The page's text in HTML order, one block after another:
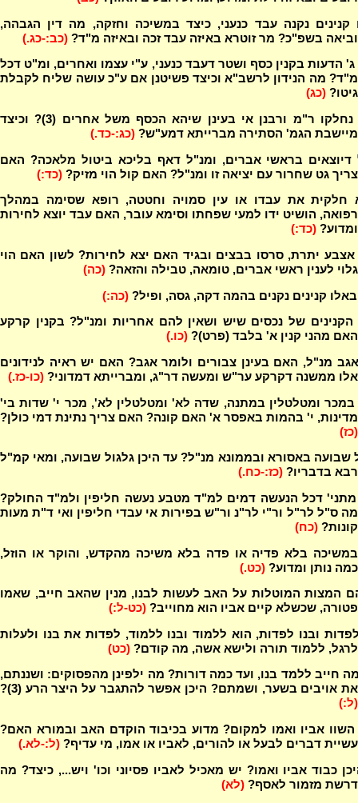
קנינים נקנה עבד כנעני, כיצד במשיכה וחזקה, מה דין הגבהה,
וביאה בשפ"כ? מר זוטרא באיזה עבד זכה ובאיזה מ"ד? (כב:-כג.)
הדעות בקנין כסף ושטר דעבד כנעני, ע"י עצמו ואחרים, ומ"ט דכל
מ"ד? מה הנידון לרשב"א וכיצד פשיטנן אם ע"כ עושה שליח לקבלת
גיטו? (כג)
במה נחלקו ר"מ ורבנן אי בעינן שיהא הכסף משל אחרים (3)? וכיצד
מיישבת הגמ' הסתירה מברייתא דמע"ש? (כג:-כד.)
דיוצאים בראשי אברים, ומנ"ל דאף בליכא ביטול מלאכה? האם
צריך גט שחרור עם יציאה זו ומנ"ל? האם קול הוי מזיק? (כד:)
חלקית את עבדו או עין סמויה וחטטה, רופא שסימה במהלך
רפואה, הושיט ידו למעי שפחתו וסימא עובר, האם עבד יוצא לחירות
ומדוע? (כד:)
יתרת, סרסו בבצים ובגיד האם יצא לחירות? לשון האם הוי
גלוי לענין ראשי אברים, טומאה, טבילה והזאה? (כה)
קנינים נקנים בהמה דקה, גסה, ופיל? (כה:)
של נכסים שיש ושאין להם אחריות ומנ"ל? בקנין קרקע
האם מהני קנין א' בלבד (פרט)? (כו.)
אגב מנ"ל, האם בעינן צבורים ולומר אגב? האם יש ראיה לנידונים
אלו ממשנה דקרקע ער"ש ומעשה דר"ג, ומברייתא דמדוני? (כו-כז.)
ומטלטלין במתנה, שדה לא' ומטלטלין לא', מכר י' שדות בי'
מדינות, י' בהמות באפסר א' האם קונה? האם צריך נתינת דמי כולן?
(כז)
שבועה באסורא ובממונא מנ"ל? עד היכן גלגול שבועה, ומאי קמ"ל
רבא בדבריו? (כז:-כח.)
דכל הנעשה דמים למ"ד מטבע נעשה חליפין ולמ"ד החולק?
מה ס"ל לר"ל ור"י לר"נ ור"ש בפירות אי עבדי חליפין ואי ד"ת מעות
קונות? (כח)
בלא פדיה או פדה בלא משיכה מהקדש, והוקר או הוזל,
כמה נותן ומדוע? (כט.)
המצות המוטלות על האב לעשות לבנו, מנין שהאב חייב, שאמו
פטורה, שכשלא קיים אביו הוא מחוייב? (כט-ל:)
ובנו לפדות, הוא ללמוד ובנו ללמוד, לפדות את בנו ולעלות
לרגל, ללמוד תורה ולישא אשה, מה קודם? (כט)
חייב ללמד בנו, ועד כמה דורות? מה ילפינן מהפסוקים: ושננתם,
את אויבים בשער, ושמתם? היכן אפשר להתגבר על היצר הרע (3)?
(ל:)
אביו ואמו למקום? מדוע בכיבוד הוקדם האב ובמורא האם?
עשיית דברים לבעל או להורים, לאביו או אמו, מי עדיף? (ל:-לא.)
כבוד אביו ואמו? יש מאכיל לאביו פסיוני וכו' ויש..., כיצד? מה
דרשת מזמור לאסף? (לא)